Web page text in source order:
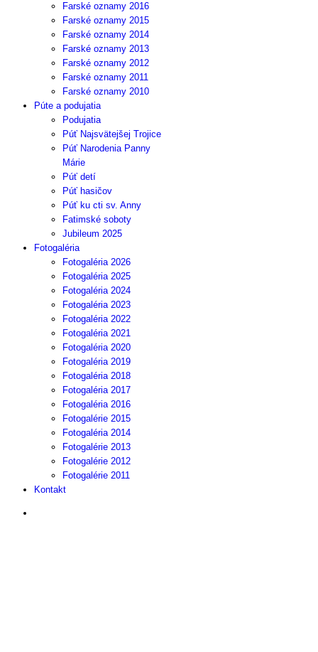
Farské oznamy 2016
Farské oznamy 2015
Farské oznamy 2014
Farské oznamy 2013
Farské oznamy 2012
Farské oznamy 2011
Farské oznamy 2010
Púte a podujatia
Podujatia
Púť Najsvätejšej Trojice
Púť Narodenia Panny
Márie
Púť detí
Púť hasičov
Púť ku cti sv. Anny
Fatimské soboty
Jubileum 2025
Fotogaléria
Fotogaléria 2026
Fotogaléria 2025
Fotogaléria 2024
Fotogaléria 2023
Fotogaléria 2022
Fotogaléria 2021
Fotogaléria 2020
Fotogaléria 2019
Fotogaléria 2018
Fotogaléria 2017
Fotogaléria 2016
Fotogalérie 2015
Fotogaléria 2014
Fotogalérie 2013
Fotogalérie 2012
Fotogalérie 2011
Kontakt